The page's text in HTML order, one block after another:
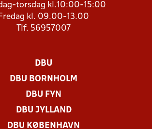
torsdag kl.10:00-15:00
Fredag kl. 09.00-13.00
Tlf. 56957007
DBU
DBU BORNHOLM
DBU FYN
DBU JYLLAND
DBU KØBENHAVN